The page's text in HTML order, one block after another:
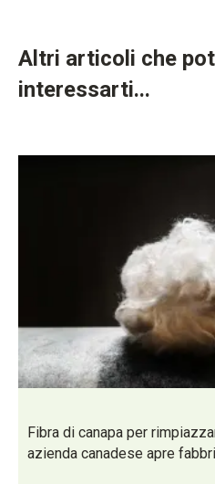
Altri articoli che
interessarti...
Fibra di canapa per
azienda canadese apre